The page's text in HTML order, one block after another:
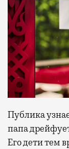
Публика
папа
Его дети тем